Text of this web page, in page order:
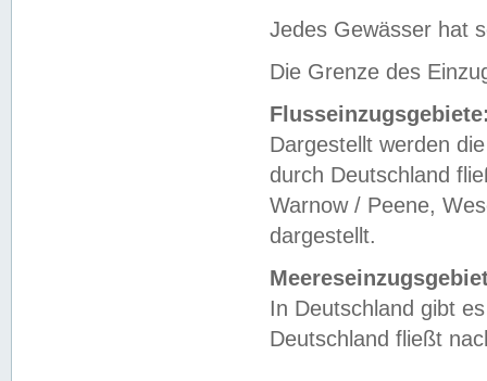
Jedes Gewässer hat
Die Grenze des
Dargestellt werden
durch Deutschland
Warnow / Peene,
dargestellt.
In Deutschland gibt
Deutschland fließt